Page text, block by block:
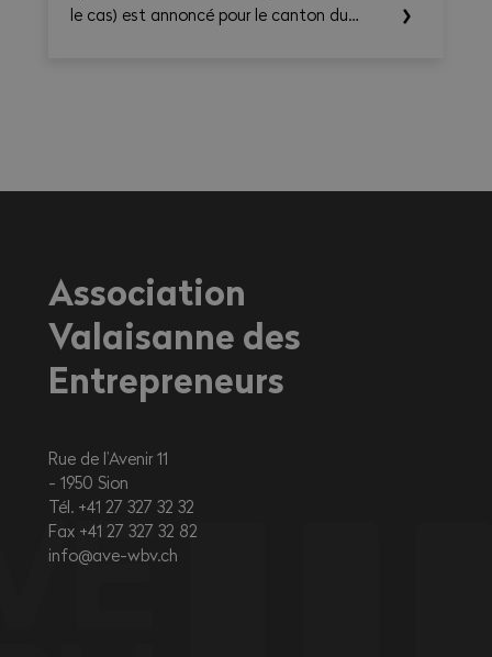
le cas) est annoncé pour le canton du
fortement exposés à la chaleur.
Association
Valaisanne des
Entrepreneurs
Rue de l’Avenir 11
1950 Sion
Tél. +41 27 327 32 32
Fax +41 27 327 32 82
info@ave-wbv.ch